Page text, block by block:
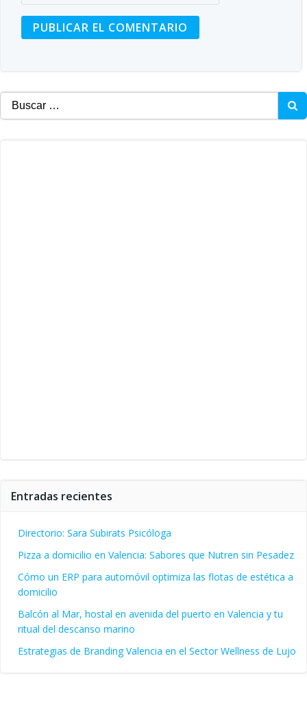
Buscar:
Entradas recientes
Directorio: Sara Subirats Psicóloga
Pizza a domicilio en Valencia: Sabores que Nutren sin Pesadez
Cómo un ERP para automóvil optimiza las flotas de estética a
domicilio
Balcón al Mar, hostal en avenida del puerto en Valencia y tu
ritual del descanso marino
Estrategias de Branding Valencia en el Sector Wellness de Lujo